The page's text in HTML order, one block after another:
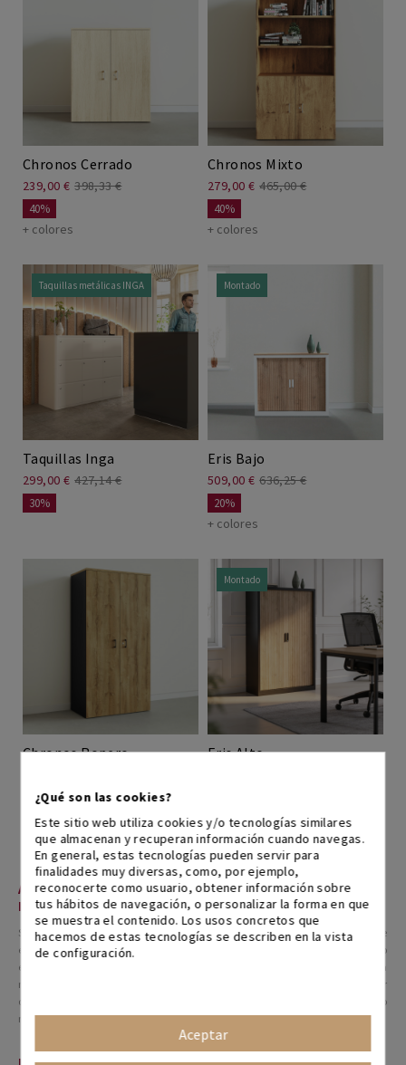
Chronos Cerrado
239,00 € 398,33 €
40%
+ colores
Chronos Mixto
279,00 € 465,00 €
40%
+ colores
Taquillas metálicas INGA
Taquillas Inga
299,00 € 427,14 €
30%
Montado
Eris Bajo
509,00 € 636,25 €
20%
+ colores
Chronos Ropero
20%
+ colores
Montado
Eris Alto
+ colores
ARMARIOS DE OFICINA PARA MANTENER EL
DESORDEN A RAYA
Si te suena familiar la imagen de hileras de documentos y carpetas, que
esconden mesas de despacho mal aprovechadas, dejando un mínimo
espacio para trabajar, te resultará de gran utilidad echar un vistazo a
nuestra sección de armarios de oficina para mantener el orden en tu lugar
de trabajo. Parece complicado, pero con el mobiliario adecuado todo
resultará más sencillo y práctico. Armarios de oficina en BIKKOM.
¿Qué son las cookies?
Este sitio web utiliza cookies y/o tecnologías similares
que almacenan y recuperan información cuando navegas.
En general, estas tecnologías pueden servir para
finalidades muy diversas, como, por ejemplo,
reconocerte como usuario, obtener información sobre
tus hábitos de navegación, o personalizar la forma en que
se muestra el contenido. Los usos concretos que
hacemos de estas tecnologías se describen en la vista
de configuración.
Aceptar